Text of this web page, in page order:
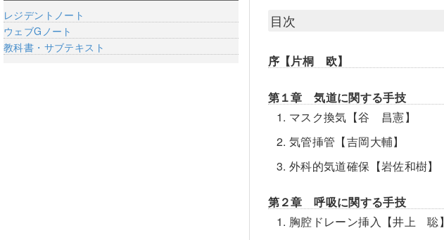
目次
序【片桐 欧】
第１章 気道に関する手技
1. マスク換気【谷 昌憲】
2. 気管挿管【吉岡大輔】
3. 外科的気道確保【岩佐和樹】
第２章 呼吸に関する手技
1. 胸腔ドレーン挿入【井上 聡】
レジデントノート
ウェブGノート
教科書・サブテキスト